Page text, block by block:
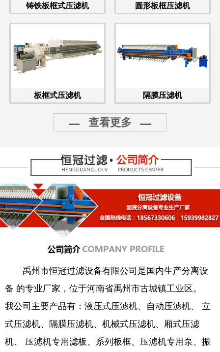
铸铁板框式压滤机 圆形板框压滤机
板框式压滤机 隔膜压滤机
查看更多
禹州市恒冠过滤设备有限公司是国内生产分离设
备 的专业厂家，位于河南省禹州市古城镇工业区。
我公司主要产品有：液压式压滤机、自动压滤机、 立
式压滤机、隔膜压滤机、机械式压滤机、厢式压滤
机、 压滤机专用滤板、系列板框、压滤机专用泵、振